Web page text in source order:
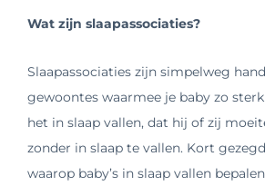
Wat zijn slaapassociaties?
Slaapassociaties zijn simpelweg
gewoontes waarmee je baby zo
het in slaap vallen, dat hij of zij
zonder in slaap te vallen. Kort
waarop baby’s in slaap vallen